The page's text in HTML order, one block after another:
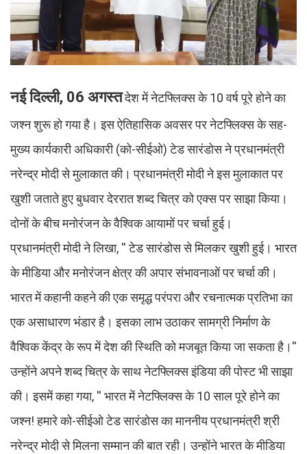
नई दिल्ली, 06 अगस्तदेश में नेटफ्लिक्स के 10 वर्ष पूरे होने का
जश्न शुरू हो गया है। इस ऐतिहासिक अवसर पर नेटफ्लिक्स के सह-
मुख्य कार्यकारी अधिकारी (को-सीईओ) टेड सारंडोस ने प्रधानमंत्री
नरेन्द्र मोदी से मुलाकात की। प्रधानमंत्री मोदी ने इस मुलाकात पर
खुशी जताते हुए बुधवार देररात शब्द चित्र को एक्स पर साझा किया।
दोनों के बीच मनोरंजन के वैश्विक आयामों पर चर्चा हुई।
प्रधानमंत्री मोदी ने लिखा, '' टेड सारंडोस से मिलकर खुशी हुई। भारत
के मीडिया और मनोरंजन क्षेत्र की अपार संभावनाओं पर चर्चा की।
भारत में कहानी कहने की एक समृद्ध परंपरा और रचनात्मक प्रतिभा का
एक असाधारण भंडार है। इसका लाभ उठाकर सामग्री निर्माण के
वैश्विक केंद्र के रूप में देश की स्थिति को मजबूत किया जा सकता है।''
उन्होंने अपने शब्द चित्र के साथ नेटफ्लिक्स इंडिया की पोस्ट भी साझा
की। इसमें कहा गया, '' भारत में नेटफ्लिक्स के 10 साल पूरे होने का
जश्न! हमारे को-सीईओ टेड सारंडोस का माननीय प्रधानमंत्री श्री
नरेन्द्र मोदी से मिलना सम्मान की बात रही। उन्होंने भारत के मीडिया